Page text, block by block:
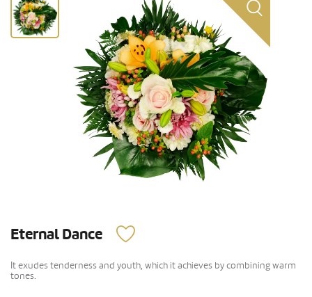
Eternal Dance
It exudes tenderness and youth, which it achieves by combining warm
tones.